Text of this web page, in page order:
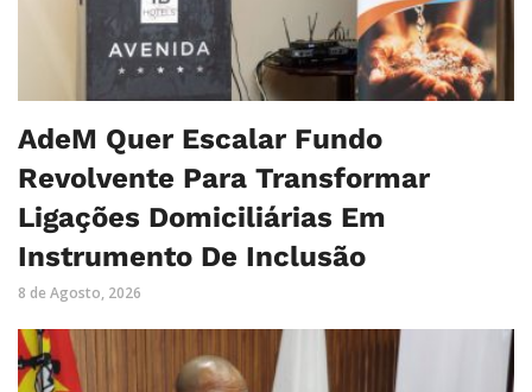
AdeM Quer Escalar Fundo
Revolvente Para Transformar
Ligações Domiciliárias Em
Instrumento De Inclusão
8 de Agosto, 2026